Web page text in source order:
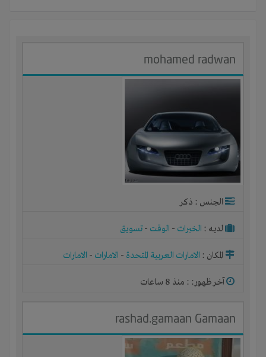
mohamed radwan
الجنس : ذكر
لديـه : الخبرات - الوقت - تسويق
المكان : الامارات العربية المتحدة - الامارات - الامارات
آخر ظهور: : منذ 8 ساعات
rashad.gamaan Gamaan